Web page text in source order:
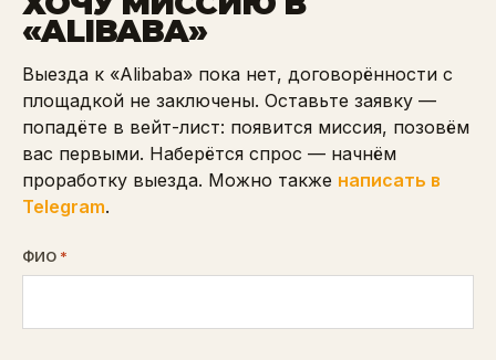
«ALIBABA»
Выезда к «Alibaba» пока нет, договорённости с
площадкой не заключены. Оставьте заявку —
попадёте в вейт-лист: появится миссия, позовём
вас первыми. Наберётся спрос — начнём
проработку выезда. Можно также написать в
Telegram.
ФИО *